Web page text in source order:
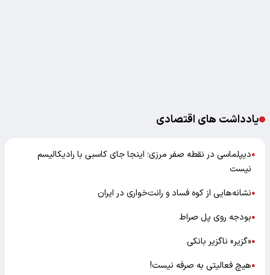
یادداشت های اقتصادی
●دیپلماسی در نقطه صفر مرزی؛ اینجا جای کاسبی با رادیکالیسم
نیست
●نشانه‌هایی از کوه فساد و رانت‌خواری در ایران
●بودجه روی پل صراط
●«گزیر» ناگزیر بانکی
●هیچ فعالیتی به صرفه نیست!